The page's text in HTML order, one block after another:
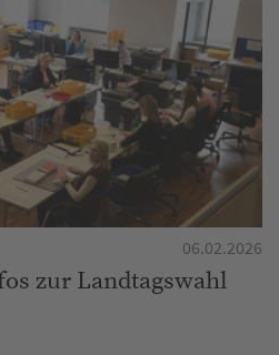
06.02.2026
zur Landtagswahl